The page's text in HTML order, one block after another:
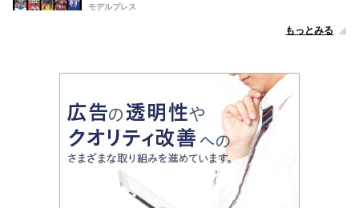
モデルプレス
もっとみる